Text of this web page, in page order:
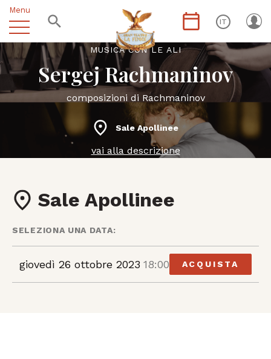
Menu
IT
MUSICA CON LE ALI
Sergej Rachmaninov
composizioni di Rachmaninov
Sale Apollinee
vai alla descrizione
Sale Apollinee
SELEZIONA UNA DATA:
giovedì 26 ottobre 2023 18:00 ACQUISTA